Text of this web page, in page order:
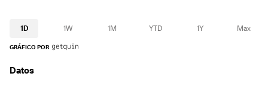
1D 1W 1M YTD 1Y Max
GRÁFICO POR
Datos